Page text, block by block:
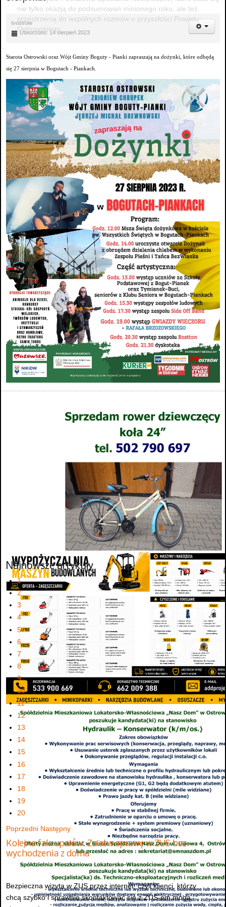
nie tylko okazją do podsumowań minionego roku, ale też
przestrzenią do wspólnych rozmów o przyszłości Powiatu
Ostrowskiego.
tvostrow
Utworzono: 14 sierpień 2023
Starota Ostrowski oraz Wójt Gminy Boguty - Pianki zapraszają na dożynki, które odbędą
się 27 sierpnia w Bogutach - Piankach.
Najnowsze artykuły
1
2
3
4
5
6
7
8
9
10
11
12
13
14
15
16
17
18
19
20
Poprzedni Następny
Kolejna fala upałów. Załatw sprawę w ZUS bez
wychodzenia z domu
Bezpieczna wizyta w ZUS przez internet, czyli klienci, którzy
chcą szybko i sprawnie skontaktować się z ZUS-em mogą